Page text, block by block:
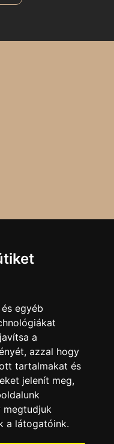
egyéb
a
azzal hogy
tartalmakat és
jelenít meg,
megtudjuk
a látogatóink.